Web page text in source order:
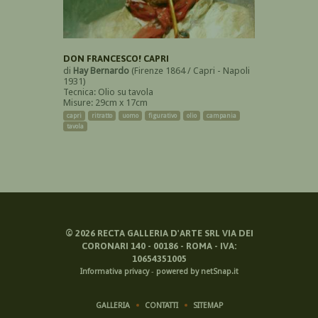
DON FRANCESCO! CAPRI
di Hay Bernardo (Firenze 1864 / Capri - Napoli
1931)
Tecnica: Olio su tavola
Misure: 29cm x 17cm
capri ritratto uomo figurativo olio
campania
tavola
© 2026RECTA GALLERIA D'ARTE SRL VIA DEI
CORONARI 140 - 00186 - ROMA - IVA:
10654351005
Informativa privacy- powered by netSnap.it
GALLERIA CONTATTI SITEMAP